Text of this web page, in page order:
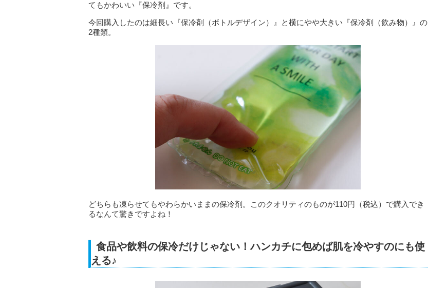
てもかわいい『保冷剤』です。
今回購入したのは細長い『保冷剤（ボトルデザイン）』と横にやや大きい『保冷剤（飲み物）』の
2種類。
どちらも凍らせてもやわらかいままの保冷剤。このクオリティのものが110円（税込）で購入でき
るなんて驚きですよね！
食品や飲料の保冷だけじゃない！ハンカチに包めば肌を冷やすのにも使
える♪